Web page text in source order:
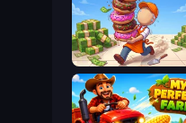
Donut Place